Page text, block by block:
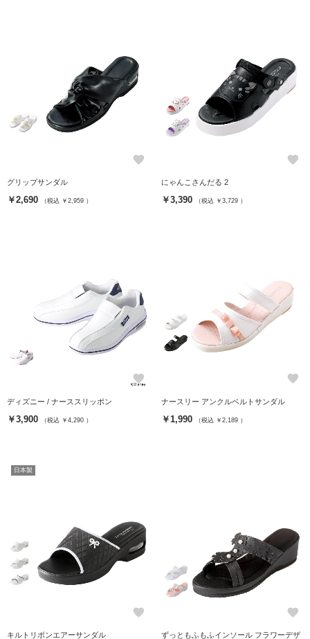
favorite
グリップサンダル
￥2,690 （税込 ￥2,959 ）
favorite
にゃんこさんだる 2
￥3,390 （税込 ￥3,729 ）
favorite
ディズニー / ナーススリッポン
￥3,900 （税込 ￥4,290 ）
favorite
ナースリー アンクルベルトサンダル
￥1,990 （税込 ￥2,189 ）
日本製
favorite
キルトリボンエアーサンダル
favorite
ずっともふもふインソール フラワーデザ